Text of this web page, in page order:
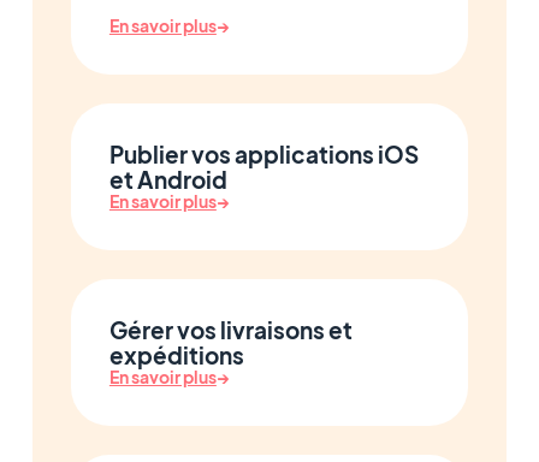
En savoir plus→
Publier vos applications iOS
et Android
En savoir plus→
Gérer vos livraisons et
expéditions
En savoir plus→